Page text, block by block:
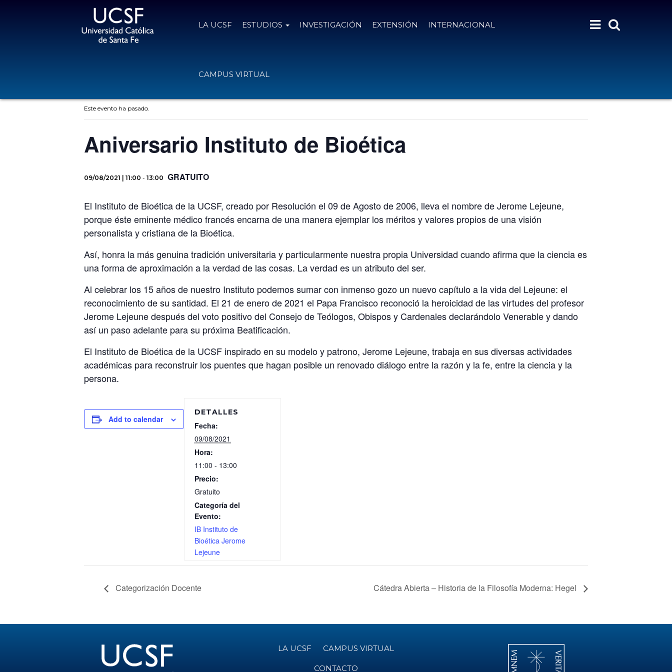
LA UCSF ESTUDIOS INVESTIGACIÓN EXTENSIÓN INTERNACIONAL
CAMPUS VIRTUAL
Este evento ha pasado.
Aniversario Instituto de Bioética
09/08/2021 | 11:00 - 13:00 GRATUITO
El Instituto de Bioética de la UCSF, creado por Resolución el 09 de Agosto de 2006, lleva el nombre de Jerome Lejeune,
porque éste eminente médico francés encarna de una manera ejemplar los méritos y valores propios de una visión
personalista y cristiana de la Bioética.
Así, honra la más genuina tradición universitaria y particularmente nuestra propia Universidad cuando afirma que la ciencia es
una forma de aproximación a la verdad de las cosas. La verdad es un atributo del ser.
Al celebrar los 15 años de nuestro Instituto podemos sumar con inmenso gozo un nuevo capítulo a la vida del Lejeune: el
reconocimiento de su santidad. El 21 de enero de 2021 el Papa Francisco reconoció la heroicidad de las virtudes del profesor
Jerome Lejeune después del voto positivo del Consejo de Teólogos, Obispos y Cardenales declarándolo Venerable y dando
así un paso adelante para su próxima Beatificación.
El Instituto de Bioética de la UCSF inspirado en su modelo y patrono, Jerome Lejeune, trabaja en sus diversas actividades
académicas para reconstruir los puentes que hagan posible un renovado diálogo entre la razón y la fe, entre la ciencia y la
persona.
Add to calendar
DETALLES
Fecha:
09/08/2021
Hora:
11:00 - 13:00
Precio:
Gratuito
Categoría del
Evento:
IB Instituto de
Bioética Jerome
Lejeune
Categorización Docente Cátedra Abierta – Historia de la Filosofía Moderna: Hegel
LA UCSF CAMPUS VIRTUAL
CONTACTO